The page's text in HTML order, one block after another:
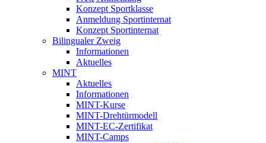
Konzept Sportklasse
Anmeldung Sportinternat
Konzept Sportinternat
Bilingualer Zweig
Informationen
Aktuelles
MINT
Aktuelles
Informationen
MINT-Kurse
MINT-Drehtürmodell
MINT-EC-Zertifikat
MINT-Camps